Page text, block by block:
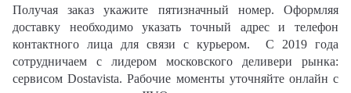
Получая заказ укажите пятизначный номер. Оформляя
доставку необходимо указать точный адрес и телефон
контактного лица для связи с курьером. С 2019 года
сотрудничаем с лидером московского деливери рынка:
сервисом Dostavista. Рабочие моменты уточняйте онлайн с